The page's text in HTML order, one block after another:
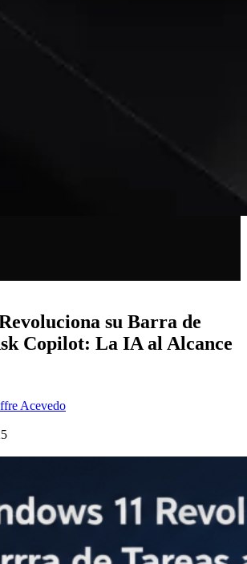
su Barra de
Copilot: La IA al Alcance
Acevedo